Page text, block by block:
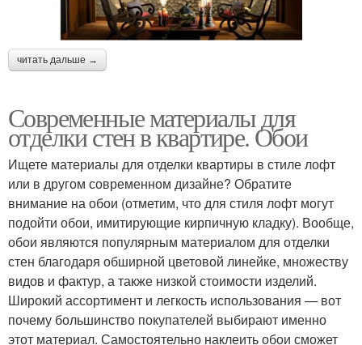
читать дальше →
Современные материалы для
отделки стен в квартире. Обои
Ищете материалы для отделки квартиры в стиле лофт
или в другом современном дизайне? Обратите
внимание на обои (отметим, что для стиля лофт могут
подойти обои, имитирующие кирпичную кладку). Вообще,
обои являются популярным материалом для отделки
стен благодаря обширной цветовой линейке, множеству
видов и фактур, а также низкой стоимости изделий.
Широкий ассортимент и легкость использования — вот
почему большинство покупателей выбирают именно
этот материал. Самостоятельно наклеить обои сможет